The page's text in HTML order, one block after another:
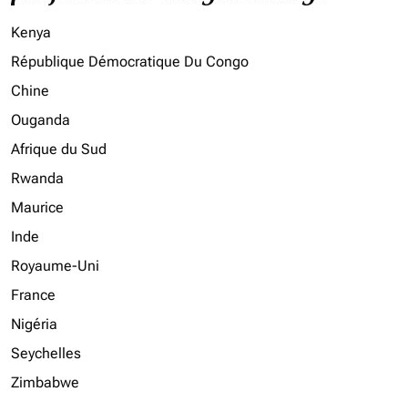
Kenya
République Démocratique Du Congo
Chine
Ouganda
Afrique du Sud
Rwanda
Maurice
Inde
Royaume-Uni
France
Nigéria
Seychelles
Zimbabwe